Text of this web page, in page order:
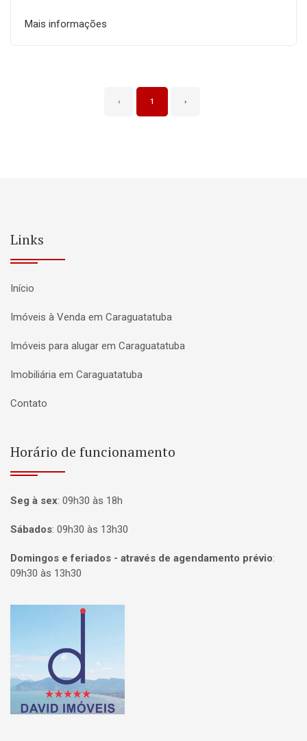
Mais informações
‹ 1 ›
Links
Início
Imóveis à Venda em Caraguatatuba
Imóveis para alugar em Caraguatatuba
Imobiliária em Caraguatatuba
Contato
Horário de funcionamento
Seg à sex: 09h30 às 18h
Sábados: 09h30 às 13h30
Domingos e feriados - através de agendamento prévio:
09h30 às 13h30
Página inicial